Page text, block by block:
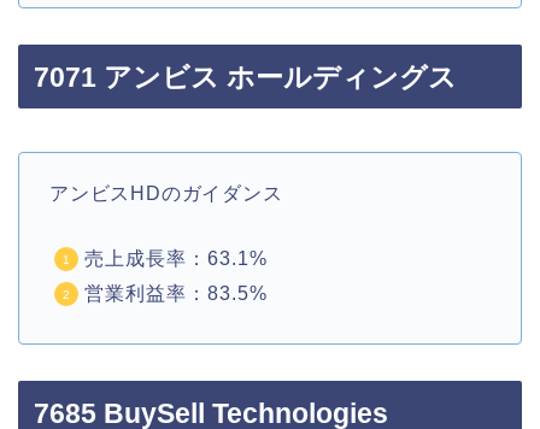
7071 アンビス ホールディングス
アンビスHDのガイダンス
売上成長率：63.1%
営業利益率：83.5%
7685 BuySell Technologies